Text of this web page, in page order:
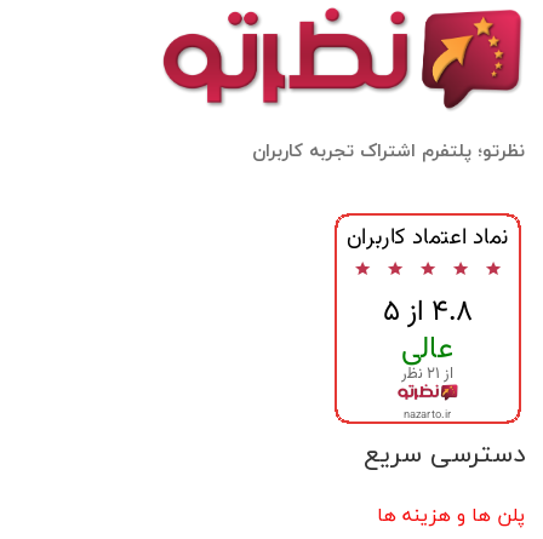
نظرتو؛ پلتفرم اشتراک تجربه کاربران
دسترسی سریع
پلن ها و هزینه ها